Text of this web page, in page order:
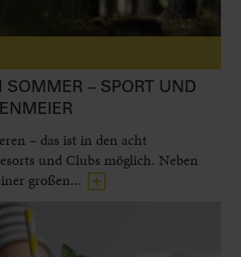
SOMMER – SPORT UND
– das ist in den acht
und Clubs möglich. Neben
großen...